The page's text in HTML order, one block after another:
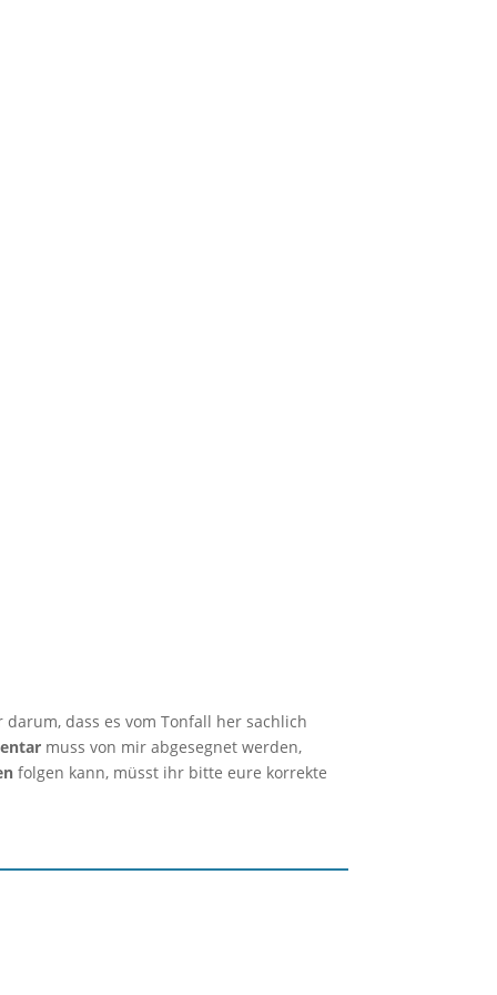
dass es vom Tonfall her sachlich
muss von mir abgesegnet werden,
folgen kann, müsst ihr bitte eure korrekte